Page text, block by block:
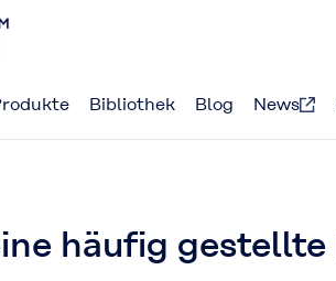
Bibliothek Blog News
häufig gestellte